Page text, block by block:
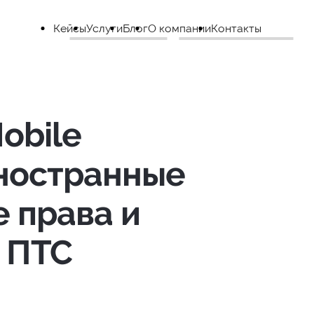
КейсыУслугиБлогО компанииКонтакты
права и
ПТС